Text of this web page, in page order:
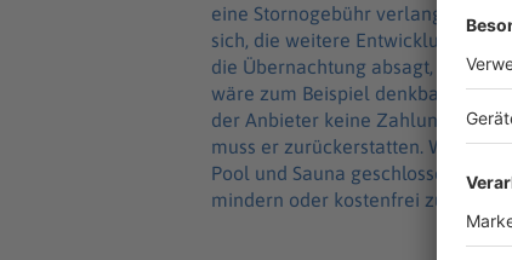
eine Stor­no­ge­bühr verlan­gen. Bei
sich, die weitere Entwick­lung der
die Über­nach­tung absagt, könnt
wäre zum Beispiel denk­bar, wenn
der Anbie­ter keine Zahlun­gen
muss er zurück­er­stat­ten. Wenn
Pool und Sauna geschlos­sen
mindern oder kosten­frei zu